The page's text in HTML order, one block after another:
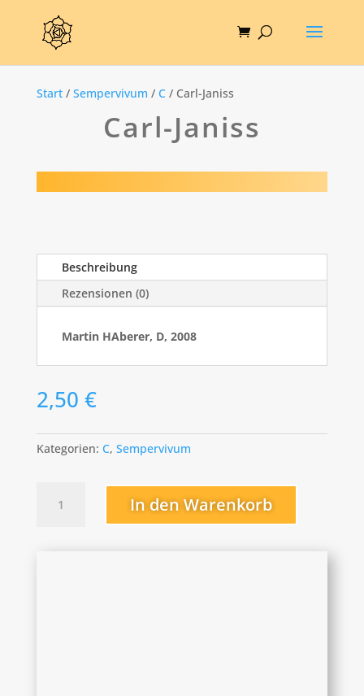
Start/ Sempervivum / C/ Carl-Janiss
Carl-Janiss
Beschreibung
Rezensionen (0)
Martin HAberer, D, 2008
2,50 €
Kategorien: C, Sempervivum
Janiss
In den Warenkorb